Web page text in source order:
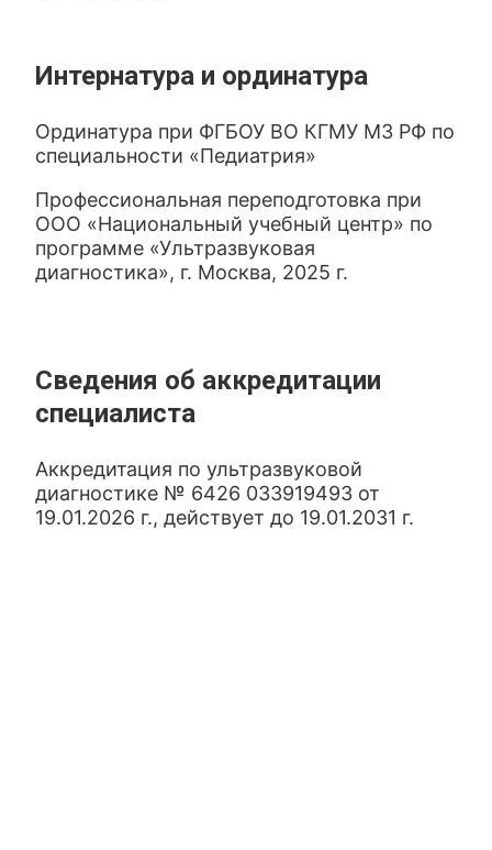
Интернатура и ординатура
Ординатура при ФГБОУ ВО КГМУ МЗ РФ по
специальности «Педиатрия»
Профессиональная переподготовка при
ООО «Национальный учебный центр» по
программе «Ультразвуковая
диагностика», г. Москва, 2025 г.
Сведения об аккредитации
специалиста
Аккредитация по ультразвуковой
диагностике № 6426 033919493 от
19.01.2026 г., действует до 19.01.2031 г.